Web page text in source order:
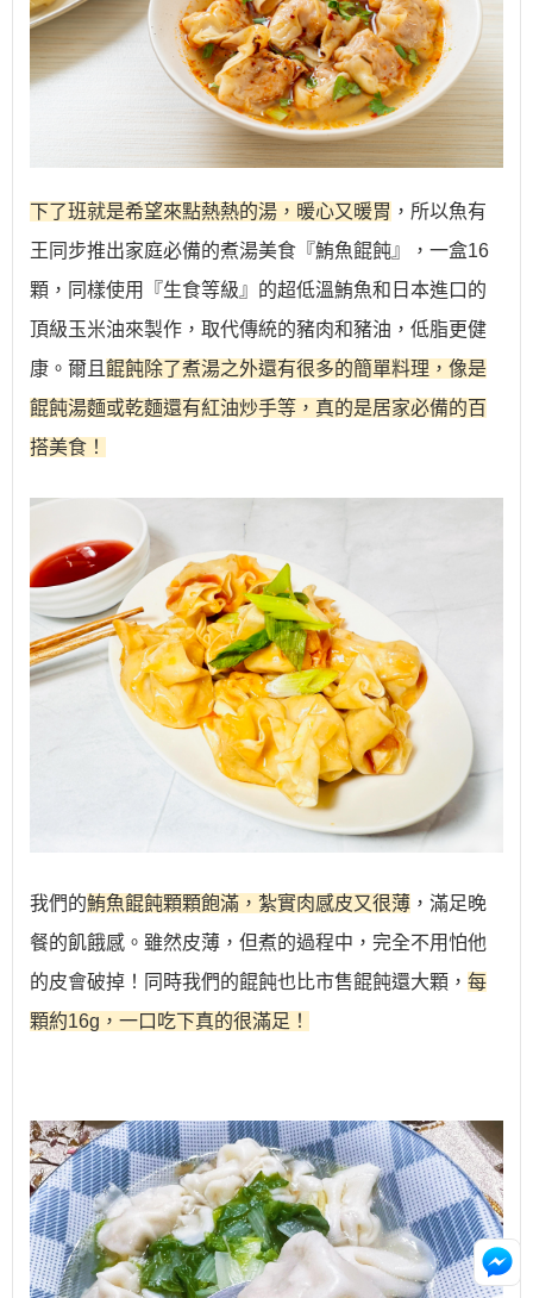
下了班就是希望來點熱熱的湯，暖心又暖胃 ，所以魚有
王同步推出家庭必備的煮湯美食『鮪魚餛飩』，一盒16
顆，同樣使用『生食等級』的超低溫鮪魚和 日本進口的
頂級玉米油來製作，取代傳統的豬肉和豬油，低脂更健
康。爾且 餛飩除了煮湯之外還有很多的簡單料理，像是
餛飩湯麵或乾麵還有紅油炒手等，真的是居家必備的百
搭美食！
我們的鮪魚餛飩顆顆飽滿，紮實肉感皮又很薄 ，滿足晚
餐的飢餓感。雖然皮薄，但煮的過程中，完全不用怕他
的皮會破掉！ 同時我們的餛飩也比市售餛飩還大顆， 每
顆約16g，一口吃下真的很滿足！